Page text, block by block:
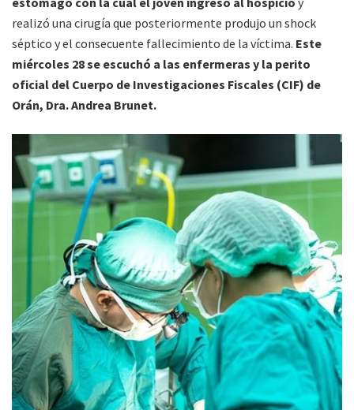
realizó una cirugía que posteriormente produjo un shock
séptico y el consecuente fallecimiento de la víctima. Este
miércoles 28 se escuchó a las enfermeras y la perito
oficial del Cuerpo de Investigaciones Fiscales (CIF) de
Orán, Dra. Andrea Brunet.